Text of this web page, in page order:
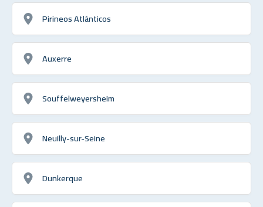
Pirineos Atlánticos
Auxerre
Souffelweyersheim
Neuilly-sur-Seine
Dunkerque